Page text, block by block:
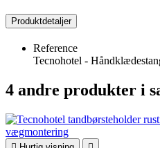
Produktdetaljer
Reference
Tecnohotel -
4 andre produkter i